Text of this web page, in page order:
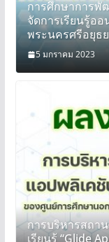
การศึกษาการพั
จัดการเรียนรู้อ
พระนครศรีอยุธ